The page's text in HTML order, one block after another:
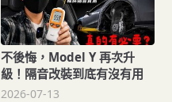
不後悔，Model Y 再次升
級！隔音改裝到底有沒有用
2026-07-13